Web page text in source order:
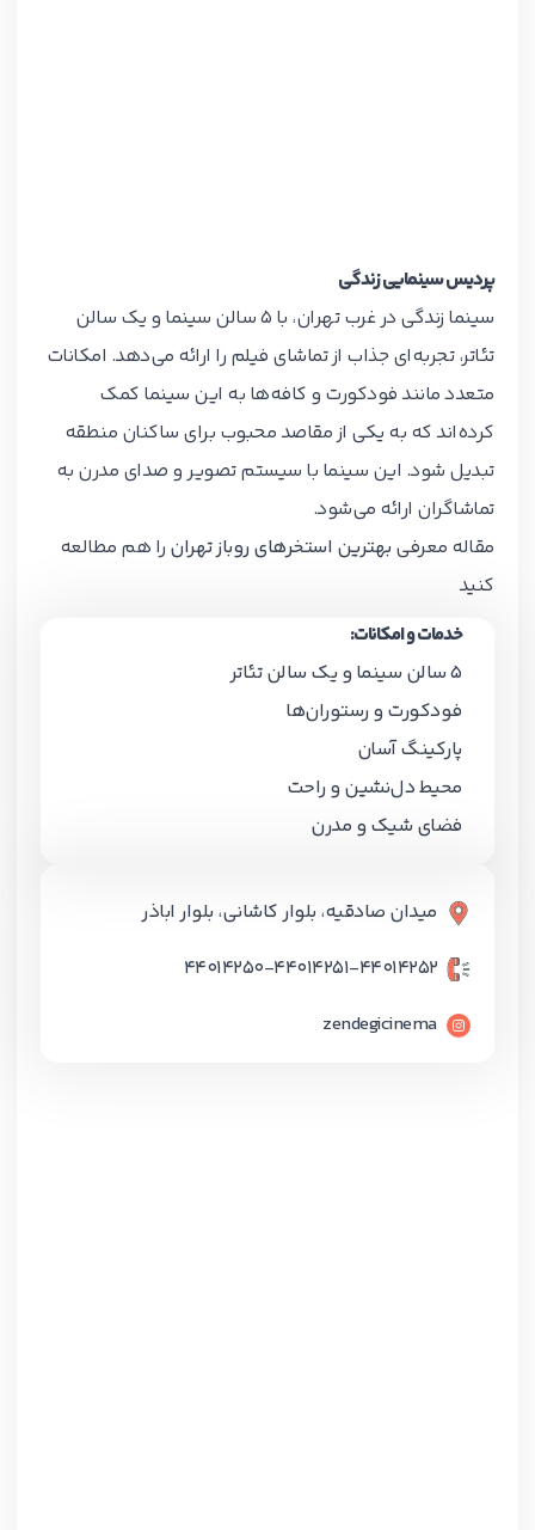
پردیس سینمایی زندگی
سینما زندگی در غرب تهران، با 5 سالن سینما و یک سالن
تئاتر، تجربه‌ای جذاب از تماشای فیلم را ارائه می‌دهد. امکانات
متعدد مانند فودکورت و کافه‌ها به این سینما کمک
کرده‌اند که به یکی از مقاصد محبوب برای ساکنان منطقه
تبدیل شود. این سینما با سیستم تصویر و صدای مدرن به
تماشاگران ارائه می‌شود.
مقاله معرفی بهترین استخرهای روباز تهران را هم مطالعه
کنید
خدمات و امکانات:
5 سالن سینما و یک سالن تئاتر
فودکورت و رستوران‌ها
پارکینگ آسان
محیط دل‌نشین و راحت
فضای شیک و مدرن
میدان صادقیه، بلوار کاشانی، بلوار اباذر
٤٤٠١٤٢٥٢-٤٤٠١٤٢٥١-٤٤٠١٤٢٥٠
zendegicinema